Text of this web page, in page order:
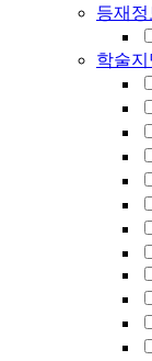
등재정
학술지